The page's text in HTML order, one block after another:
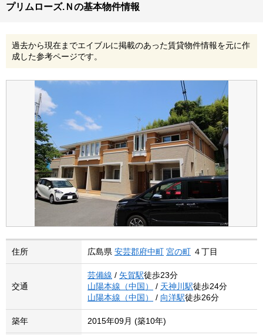
プリムローズ.Ｎの基本物件情報
過去から現在までエイブルに掲載のあった賃貸物件情報を元に作
成した参考ページです。
住所 広島県 安芸郡府中町 宮の町 ４丁目
交通
芸備線 / 矢賀駅徒歩23分
山陽本線（中国）
/ 天神川駅徒歩24分
山陽本線（中国）
/ 向洋駅徒歩26分
築年 2015年09月 (築10年)